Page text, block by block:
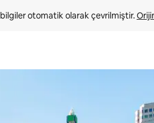
bilgiler otomatik olarak çevrilmiştir.